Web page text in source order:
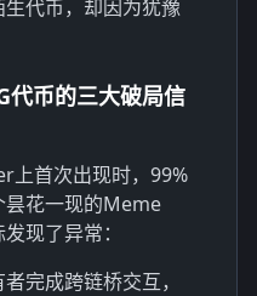
代币，却因为犹豫
代币的三大破局信
上首次出现时，99%
昙花一现的Meme
现了异常：
完成跨链桥交互，